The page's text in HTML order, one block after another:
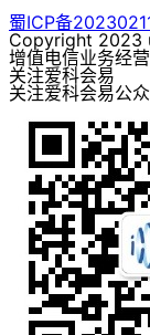
蜀ICP备
Copyright 2023
增值电信业务经
关注爱科会易
关注爱科会易公